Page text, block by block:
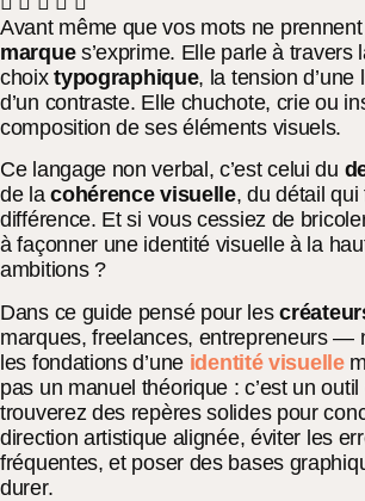
Avant même que vos mots ne
marque s’exprime. Elle parle à travers
choixtypographique, la tension d’une
d’un contraste. Elle chuchote, crie ou
composition de ses éléments visuels.
Ce langage non verbal, c’est celui du
de lacohérence visuelle, du détail qui
différence. Et si vous cessiez de
à façonner une identité visuelle à la
ambitions ?
Dans ce guide pensé pour les
marques, freelances, entrepreneurs —
les fondations d’une identité visuelle
pas un manuel théorique : c’est un
trouverez des repères solides pour
direction artistique alignée, éviter les
fréquentes, et poser des bases
durer.